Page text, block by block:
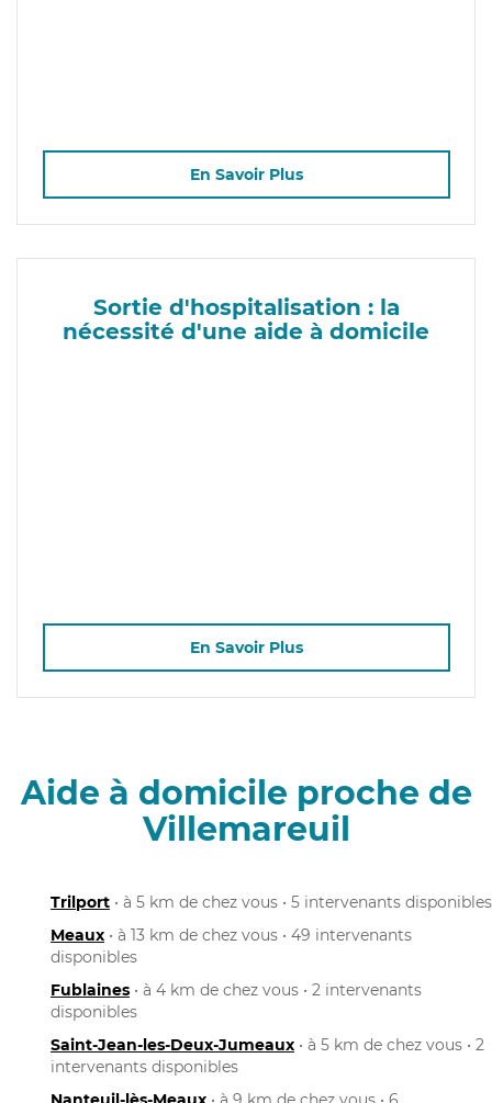
En Savoir Plus
Sortie d'hospitalisation : la
nécessité d'une aide à domicile
En Savoir Plus
Aide à domicile proche de
Villemareuil
Trilport • à 5 km de chez vous • 5 intervenants disponibles
Meaux • à 13 km de chez vous • 49 intervenants
disponibles
Fublaines • à 4 km de chez vous • 2 intervenants
disponibles
Saint-Jean-les-Deux-Jumeaux • à 5 km de chez vous • 2
intervenants disponibles